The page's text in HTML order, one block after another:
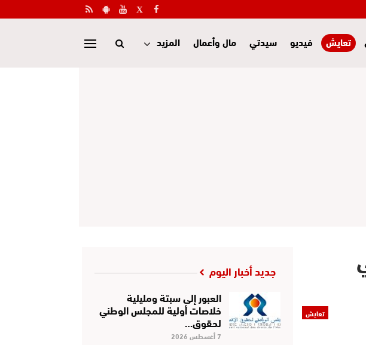
تعايش فيديو سيدتي مال وأعمال المزيد
تعايش
جديد أخبار اليوم
العبور إلى سبتة ومليلية
خلاصات أولية للمجلس الوطني
لحقوق…
7 أغسطس 2026